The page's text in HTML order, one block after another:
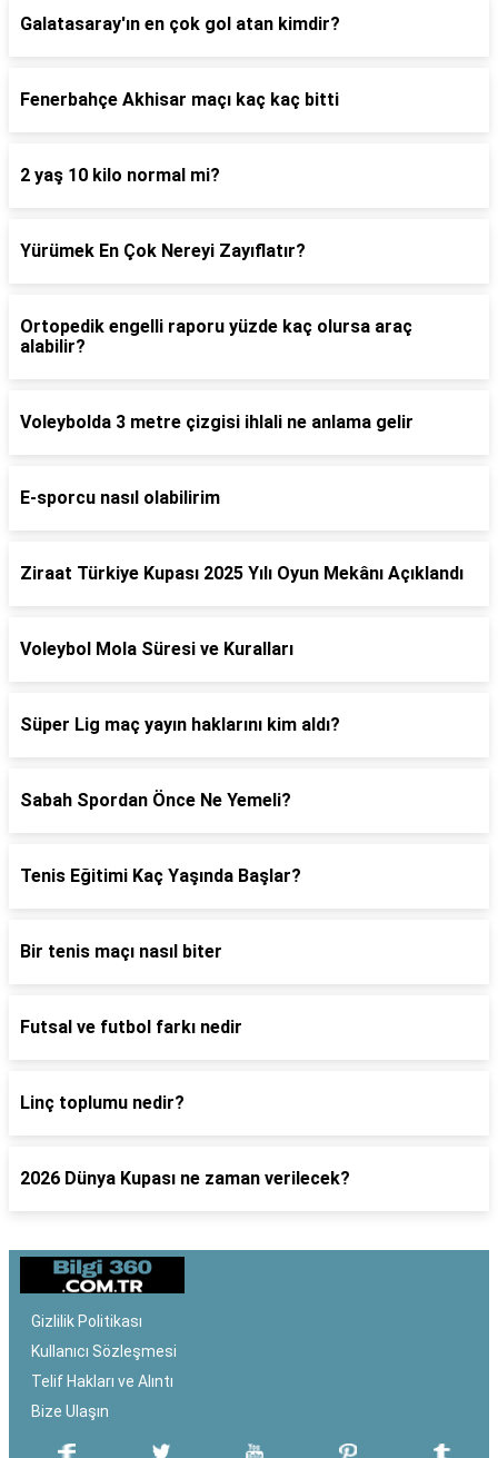
Galatasaray'ın en çok gol atan kimdir?
Fenerbahçe Akhisar maçı kaç kaç bitti
2 yaş 10 kilo normal mi?
Yürümek En Çok Nereyi Zayıflatır?
Ortopedik engelli raporu yüzde kaç olursa araç
alabilir?
Voleybolda 3 metre çizgisi ihlali ne anlama gelir
E-sporcu nasıl olabilirim
Ziraat Türkiye Kupası 2025 Yılı Oyun Mekânı Açıklandı
Voleybol Mola Süresi ve Kuralları
Süper Lig maç yayın haklarını kim aldı?
Sabah Spordan Önce Ne Yemeli?
Tenis Eğitimi Kaç Yaşında Başlar?
Bir tenis maçı nasıl biter
Futsal ve futbol farkı nedir
Linç toplumu nedir?
2026 Dünya Kupası ne zaman verilecek?
Gizlilik Politikası
Kullanıcı Sözleşmesi
Telif Hakları ve Alıntı
Bize Ulaşın